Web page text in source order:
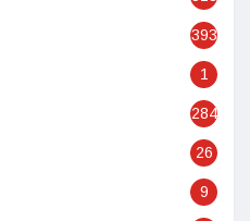
393
1
284
26
9